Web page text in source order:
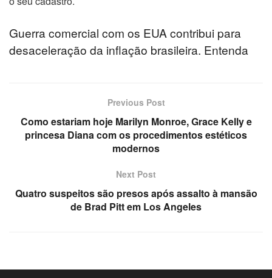
Guerra comercial com os EUA contribui para
desaceleração da inflação brasileira. Entenda
Previous Post
Como estariam hoje Marilyn Monroe, Grace Kelly e
princesa Diana com os procedimentos estéticos
modernos
Next Post
Quatro suspeitos são presos após assalto à mansão
de Brad Pitt em Los Angeles